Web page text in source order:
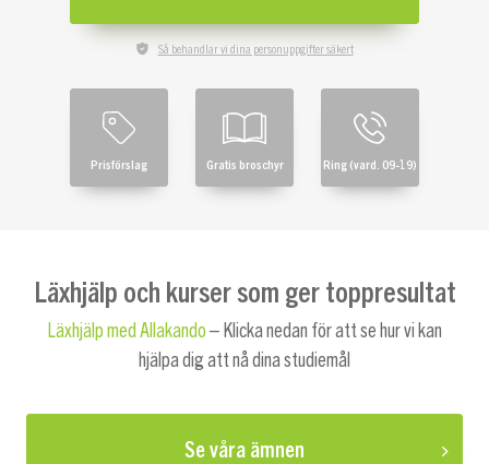
Så behandlar vi dina personuppgifter säkert
Prisförslag Gratis broschyr Ring (vard. 09-19)
Läxhjälp och kurser som ger toppresultat
Läxhjälp med Allakando – Klicka nedan för att se hur vi kan
hjälpa dig att nå dina studiemål
Se våra ämnen